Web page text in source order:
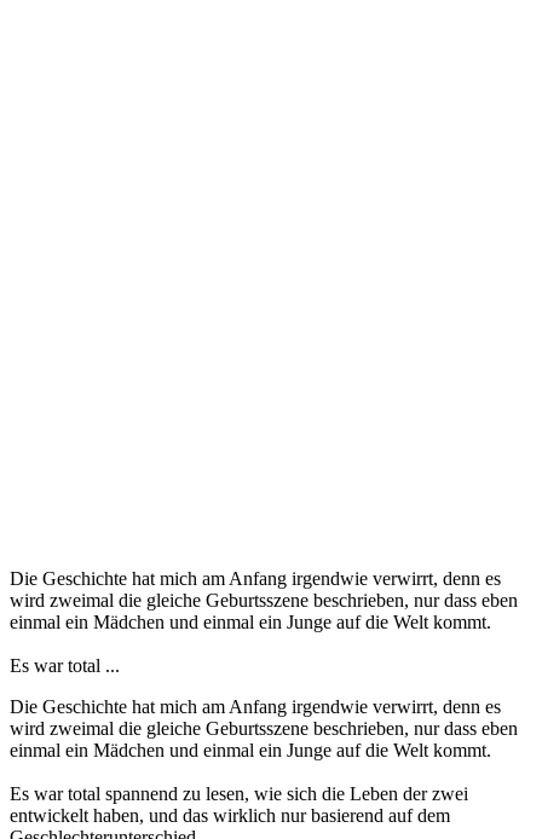
Die Geschichte hat mich am Anfang irgendwie verwirrt, denn es
wird zweimal die gleiche Geburtsszene beschrieben, nur dass eben
einmal ein Mädchen und einmal ein Junge auf die Welt kommt.
Es war total ...
Die Geschichte hat mich am Anfang irgendwie verwirrt, denn es
wird zweimal die gleiche Geburtsszene beschrieben, nur dass eben
einmal ein Mädchen und einmal ein Junge auf die Welt kommt.
Es war total spannend zu lesen, wie sich die Leben der zwei
entwickelt haben, und das wirklich nur basierend auf dem